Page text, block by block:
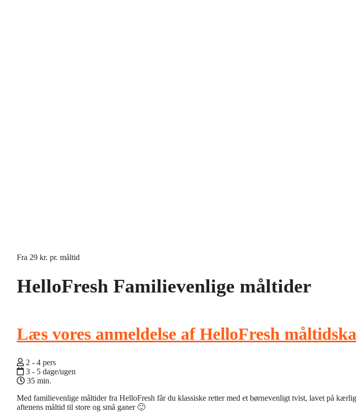
Fra 29 kr. pr. måltid
HelloFresh Familievenlige måltider
Læs vores anmeldelse af HelloFresh
2 - 4 pers
3 - 5 dage/ugen
35 min.
Med familievenlige måltider fra HelloFresh får du klassiske retter med et børnevenligt tvist, lavet på
aftenens måltid til store og små ganer 🙂